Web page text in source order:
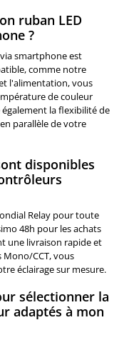
ruban LED
?
smartphone est
comme notre
l'alimentation, vous
de couleur
la flexibilité de
parallèle de votre
disponibles
Relay pour toute
48h pour les achats
une livraison rapide et
CCT, vous
éclairage sur mesure.
sélectionner la
adaptés à mon